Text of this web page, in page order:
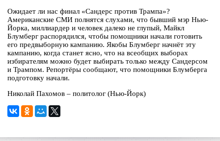
Ожидает ли нас финал «Сандерс против Трампа»?
Американские СМИ полнятся слухами, что бывший мэр Нью-
Йорка, миллиардер и человек далеко не глупый, Майкл
Блумберг распорядился, чтобы помощники начали готовить
его предвыборную кампанию. Якобы Блумберг начнёт эту
кампанию, когда станет ясно, что на всеобщих выборах
избирателям можно будет выбирать только между Сандерсом
и Трампом. Репортёры сообщают, что помощники Блумберга
подготовку начали.
Николай Пахомов – политолог (Нью-Йорк)